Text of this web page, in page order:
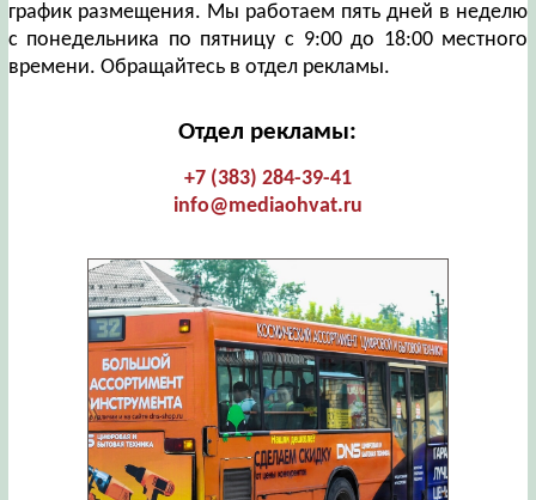
график размещения. Мы работаем пять дней в неделю
с понедельника по пятницу с 9:00 до 18:00 местного
времени. Обращайтесь в отдел рекламы.
Отдел рекламы:
+7 (383) 284-39-41
info@mediaohvat.ru